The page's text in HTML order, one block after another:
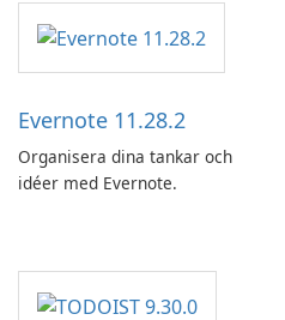
Evernote 11.28.2
Organisera dina tankar och
idéer med Evernote.